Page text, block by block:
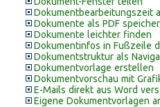
Dokumentbearbeitungszeit
Dokumente als PDF
Dokumente leichter finden
Dokumentinfos in Fußzeile
Dokumentstruktur als
Dokumentvorlage erstellen
Dokumentvorschau mit
E-Mails direkt aus Word
Eigene Dokumentvorlagen